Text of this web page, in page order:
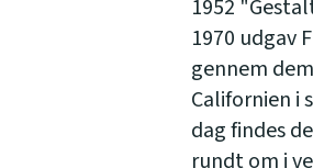
1952
1970 udgav
gennem
Californien i
dag findes
rundt om i